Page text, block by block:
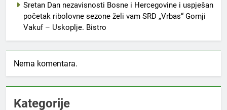
Sretan Dan nezavisnosti Bosne i Hercegovine i uspješan
početak ribolovne sezone želi vam SRD „Vrbas“ Gornji
Vakuf – Uskoplje. Bistro
Nema komentara.
Kategorije